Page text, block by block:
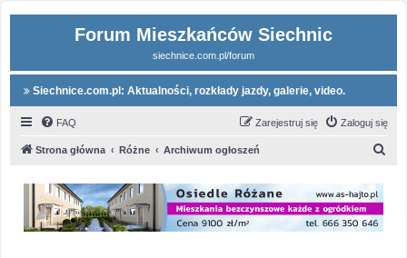
Forum Mieszkańców Siechnic
siechnice.com.pl/forum
Siechnice.com.pl: Aktualności, rozkłady jazdy, galerie, video.
FAQ Zaloguj się
Zarejestruj się
Strona główna Różne Archiwum ogłoszeń